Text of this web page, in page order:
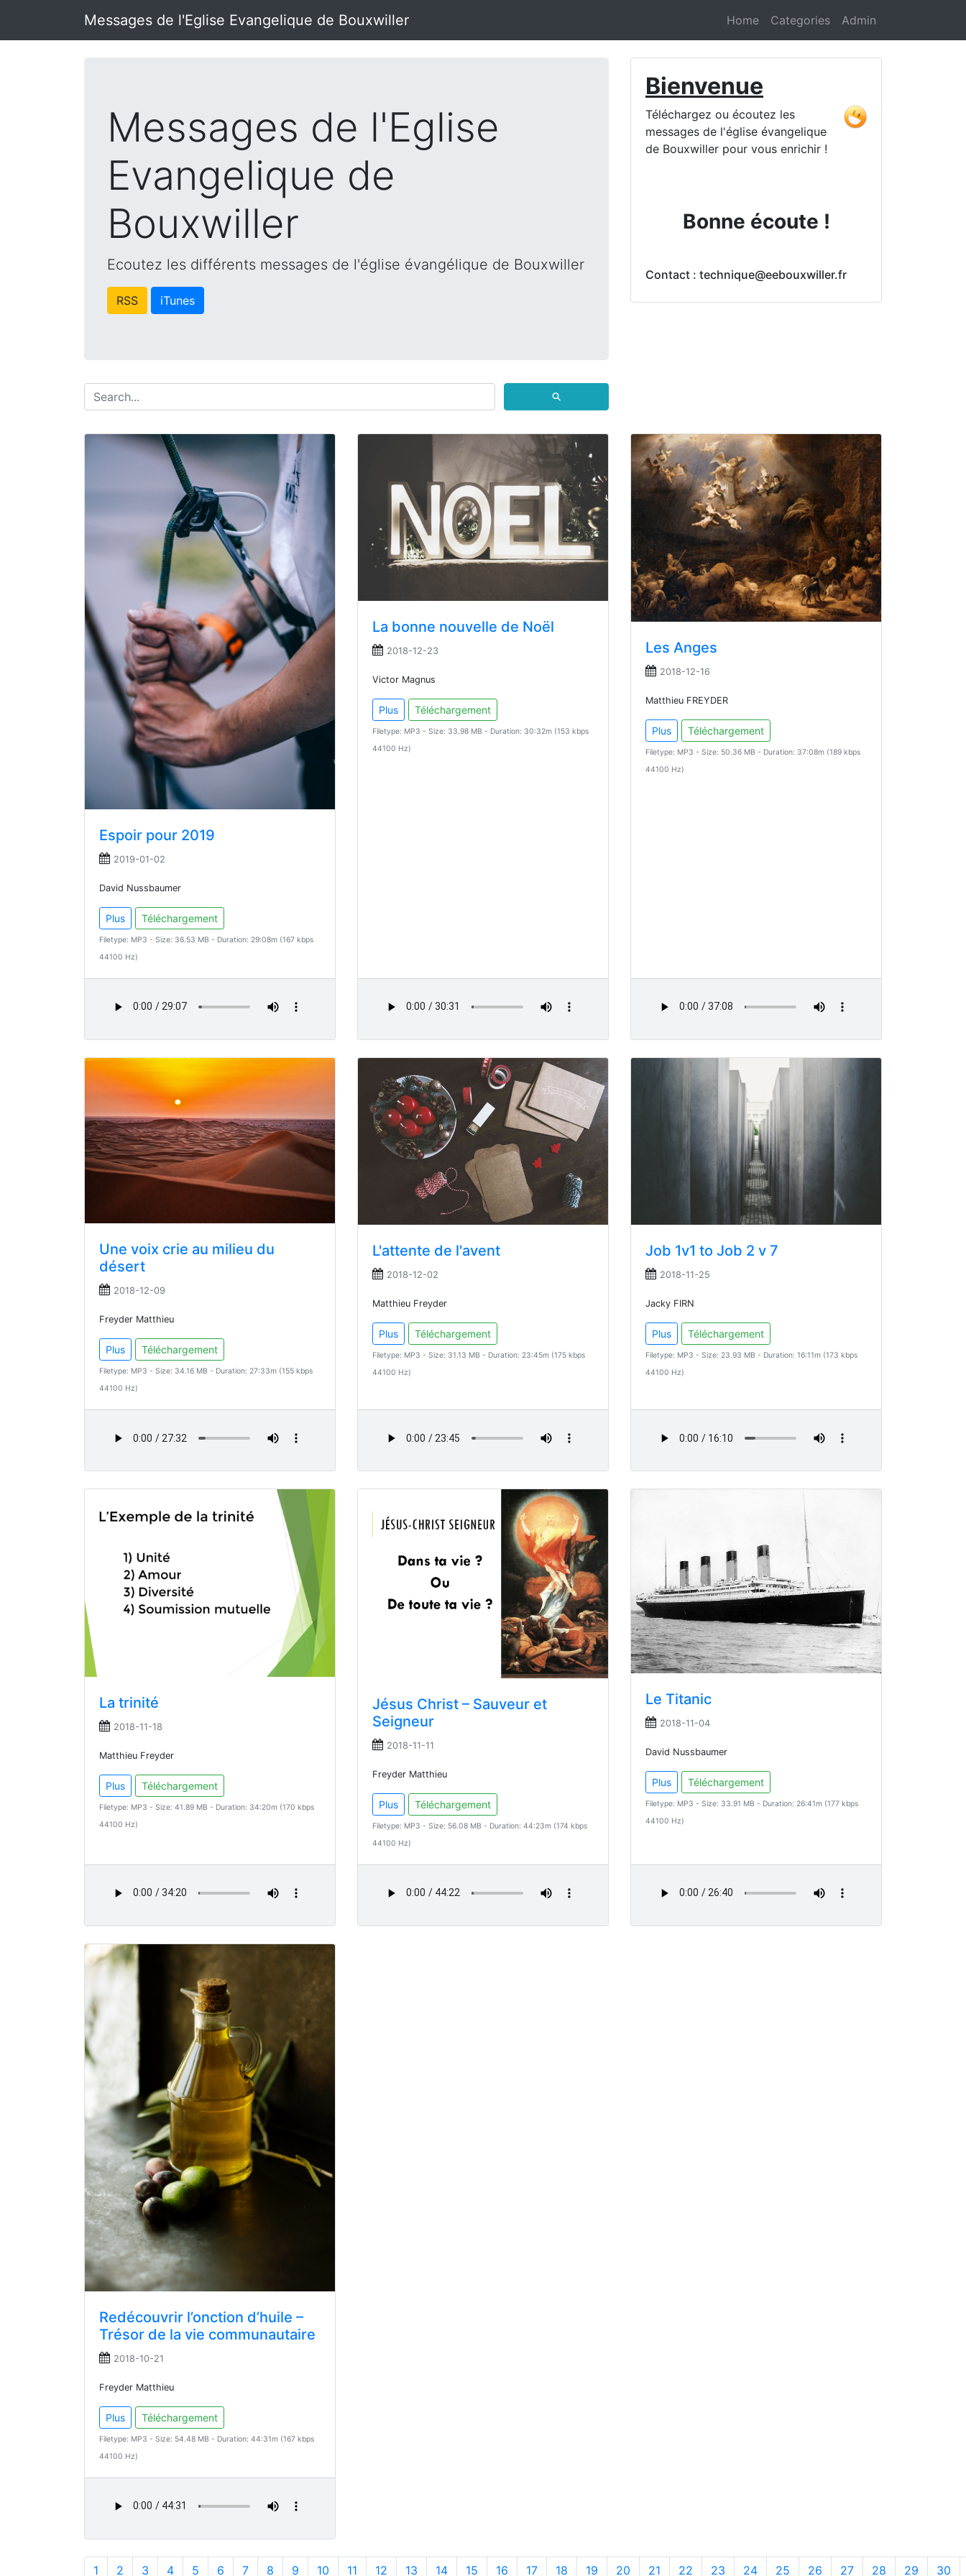
Messages de l'Eglise Evangelique de Bouxwiller Home Categories Admin
Messages de l'Eglise
Evangelique de
Bouxwiller
Ecoutez les différents messages de l'église évangélique de Bouxwiller
RSS iTunes
⚲
Bienvenue
Téléchargez ou écoutez les
messages de l'église évangelique
de Bouxwiller pour vous enrichir !
Bonne écoute !
Contact : technique@eebouxwiller.fr
Espoir pour 2019
2019-01-02
David Nussbaumer
Plus Téléchargement
Filetype: MP3 - Size: 36.53 MB - Duration: 29:08m (167 kbps
44100 Hz)
La bonne nouvelle de Noël
2018-12-23
Victor Magnus
Plus Téléchargement
Filetype: MP3 - Size: 33.98 MB - Duration: 30:32m (153 kbps
44100 Hz)
Les Anges
2018-12-16
Matthieu FREYDER
Plus Téléchargement
Filetype: MP3 - Size: 50.36 MB - Duration: 37:08m (189 kbps
44100 Hz)
Une voix crie au milieu du
désert
2018-12-09
Freyder Matthieu
Plus Téléchargement
Filetype: MP3 - Size: 34.16 MB - Duration: 27:33m (155 kbps
44100 Hz)
L'attente de l'avent
2018-12-02
Matthieu Freyder
Plus Téléchargement
Filetype: MP3 - Size: 31.13 MB - Duration: 23:45m (175 kbps
44100 Hz)
Job 1v1 to Job 2 v 7
2018-11-25
Jacky FIRN
Plus Téléchargement
Filetype: MP3 - Size: 23.93 MB - Duration: 16:11m (173 kbps
44100 Hz)
La trinité
2018-11-18
Matthieu Freyder
Plus Téléchargement
Filetype: MP3 - Size: 41.89 MB - Duration: 34:20m (170 kbps
44100 Hz)
Jésus Christ – Sauveur et
Seigneur
2018-11-11
Freyder Matthieu
Plus Téléchargement
Filetype: MP3 - Size: 56.08 MB - Duration: 44:23m (174 kbps
44100 Hz)
Le Titanic
2018-11-04
David Nussbaumer
Plus Téléchargement
Filetype: MP3 - Size: 33.91 MB - Duration: 26:41m (177 kbps
44100 Hz)
Redécouvrir l’onction d’huile –
Trésor de la vie communautaire
2018-10-21
Freyder Matthieu
Plus Téléchargement
Filetype: MP3 - Size: 54.48 MB - Duration: 44:31m (167 kbps
44100 Hz)
1 2 3 4 5 6 7 8 9 10 11 12 13 14 15 16 17 18 19 20 21 22 23 24 25 26 27 28 29 30